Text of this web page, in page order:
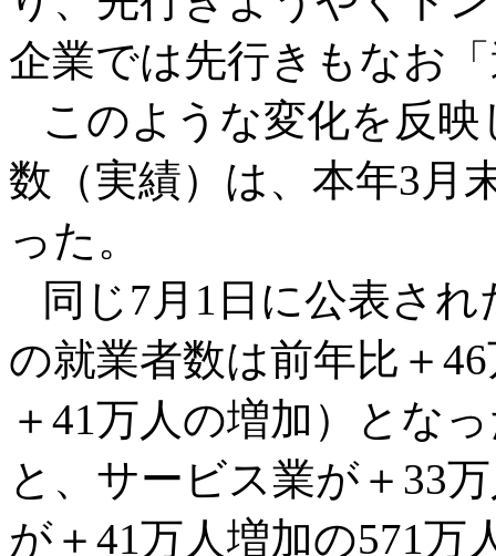
企業では先行きもなお
このような変化を反映
数（実績）は、本年3月
った。
同じ7月1日に公表され
の就業者数は前年比＋
＋41万人の増加）とな
と、サービス業が＋33
が＋41万人増加の571万